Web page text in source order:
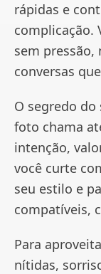
rápidas e
complicação.
sem
conversas
O segredo
foto chama
intenção,
você curte
seu estilo e
compatíveis,
Para
nítidas,